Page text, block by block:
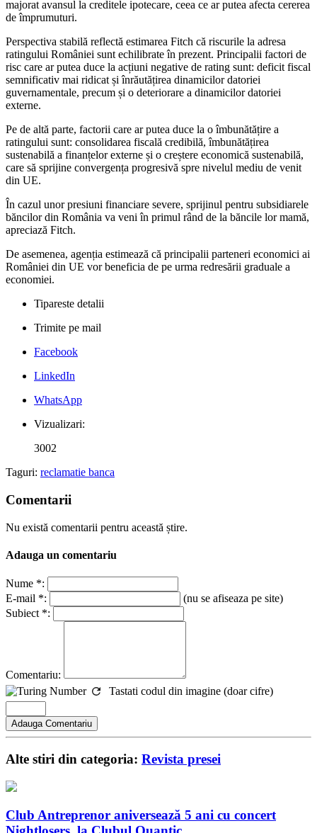
majorat avansul la creditele ipotecare, ceea ce ar putea afecta cererea
de împrumuturi.
Perspectiva stabilă reflectă estimarea Fitch că riscurile la adresa
ratingului României sunt echilibrate în prezent. Principalii factori de
risc care ar putea duce la acțiuni negative de rating sunt: deficit fiscal
semnificativ mai ridicat și înrăutățirea dinamicilor datoriei
guvernamentale, precum și o deteriorare a dinamicilor datoriei
externe.
Pe de altă parte, factorii care ar putea duce la o îmbunătățire a
ratingului sunt: consolidarea fiscală credibilă, îmbunătățirea
sustenabilă a finanțelor externe și o creștere economică sustenabilă,
care să sprijine convergența progresivă spre nivelul mediu de venit
din UE.
În cazul unor presiuni financiare severe, sprijinul pentru subsidiarele
băncilor din România va veni în primul rând de la băncile lor mamă,
apreciază Fitch.
De asemenea, agenția estimează că principalii parteneri economici ai
României din UE vor beneficia de pe urma redresării graduale a
economiei.
Tipareste detalii
Trimite pe mail
Facebook
LinkedIn
WhatsApp
Vizualizari:
3002
Taguri: reclamatie banca
Comentarii
Nu există comentarii pentru această știre.
Adauga un comentariu
Nume *:
E-mail *:
(nu se afiseaza pe site)
Subiect *:
Comentariu:
Tastati codul din imagine (doar cifre)
Alte stiri din categoria: Revista presei
Club Antreprenor aniversează 5 ani cu concert